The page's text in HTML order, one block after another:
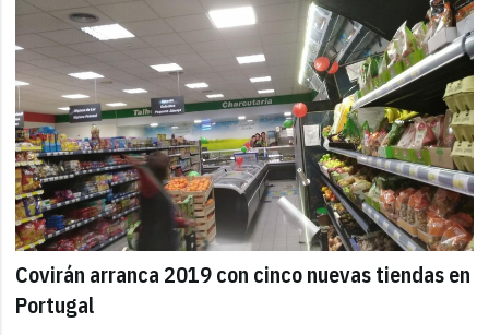
Covirán arranca 2019 con cinco nuevas tiendas en
Portugal